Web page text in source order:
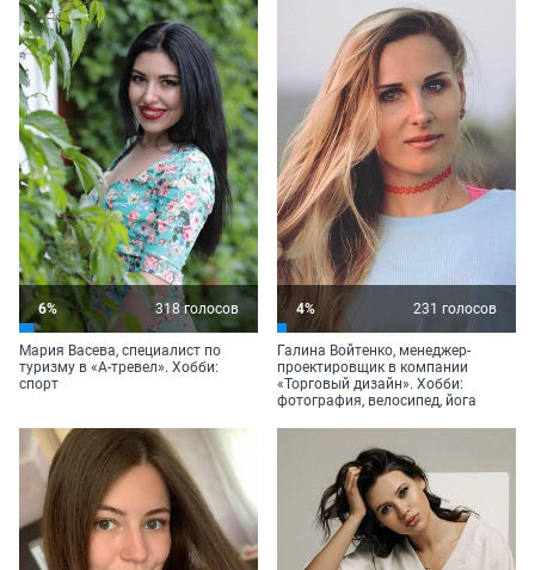
6% 318 голосов
Мария Васева, специалист по
туризму в «А-тревел». Хобби:
спорт
4% 231 голосов
Галина Войтенко, менеджер-
проектировщик в компании
«Торговый дизайн». Хобби:
фотография, велосипед, йога